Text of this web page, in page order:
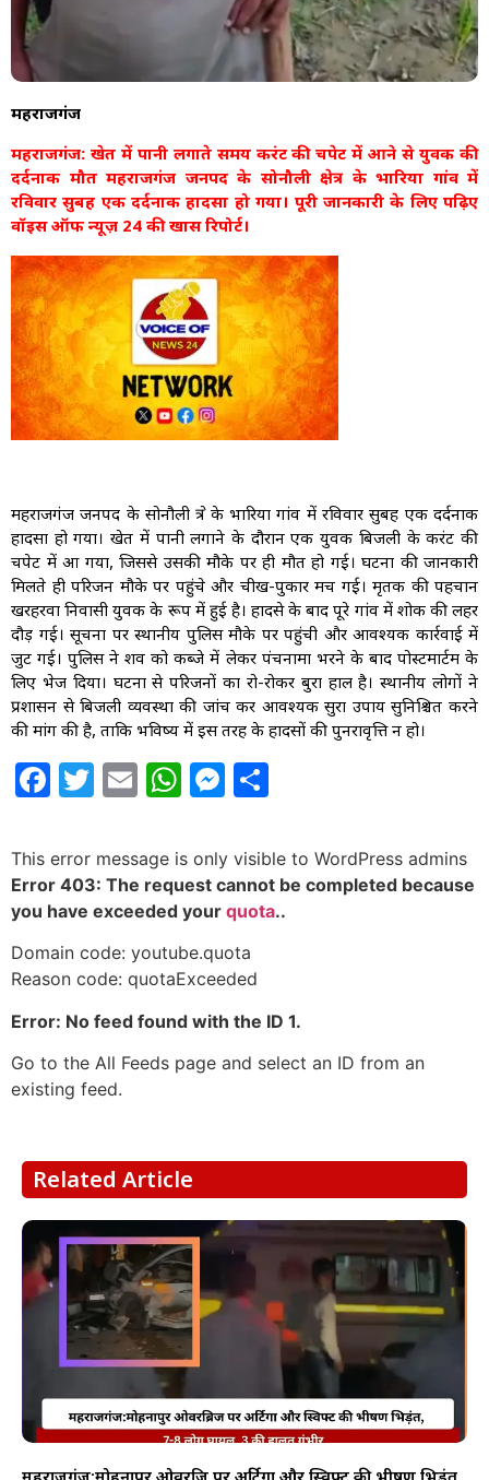
महराजगंज
महराजगंज: खेत में पानी लगाते समय करंट की चपेट में आने से युवक की
दर्दनाक मौत महराजगंज जनपद के सोनौली क्षेत्र के भारिया गांव में
रविवार सुबह एक दर्दनाक हादसा हो गया। पूरी जानकारी के लिए पढ़िए
वॉइस ऑफ न्यूज़ 24 की खास रिपोर्ट।
महराजगंज जनपद के सोनौली क्षेत्र के भारिया गांव में रविवार सुबह एक दर्दनाक
हादसा हो गया। खेत में पानी लगाने के दौरान एक युवक बिजली के करंट की
चपेट में आ गया, जिससे उसकी मौके पर ही मौत हो गई। घटना की जानकारी
मिलते ही परिजन मौके पर पहुंचे और चीख-पुकार मच गई। मृतक की पहचान
खरहरवा निवासी युवक के रूप में हुई है। हादसे के बाद पूरे गांव में शोक की लहर
दौड़ गई। सूचना पर स्थानीय पुलिस मौके पर पहुंची और आवश्यक कार्रवाई में
जुट गई। पुलिस ने शव को कब्जे में लेकर पंचनामा भरने के बाद पोस्टमार्टम के
लिए भेज दिया। घटना से परिजनों का रो-रोकर बुरा हाल है। स्थानीय लोगों ने
प्रशासन से बिजली व्यवस्था की जांच कर आवश्यक सुरक्षा उपाय सुनिश्चित करने
की मांग की है, ताकि भविष्य में इस तरह के हादसों की पुनरावृत्ति न हो।
Facebook
Twitter
EmailWhatsApp
Messenger
This error message is only visible to WordPress admins
Error 403: The request cannot be completed because
you have exceeded your quota..
Domain code: youtube.quota
Reason code: quotaExceeded
Error: No feed found with the ID 1.
Go to the All Feeds page and select an ID from an
existing feed.
Related Article